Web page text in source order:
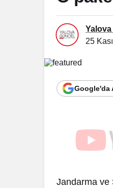
Yalova
25
Google'da
Jandarma ve